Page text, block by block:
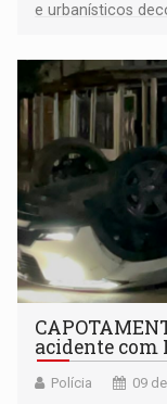
e urbanísticos
acidente com
Polícia 09